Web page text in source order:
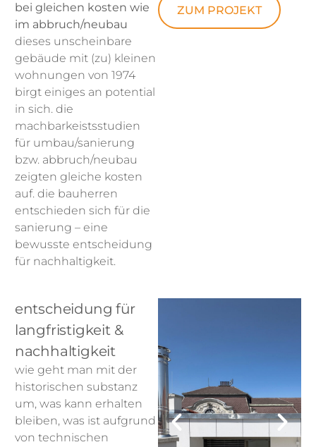
bei gleichen kosten wie
im abbruch/neubau
dieses unscheinbare
gebäude mit (zu) kleinen
wohnungen von 1974
birgt einiges an potential
in sich. die
machbarkeistsstudien
für umbau/sanierung
bzw. abbruch/neubau
zeigten gleiche kosten
auf. die bauherren
entschieden sich für die
sanierung – eine
bewusste entscheidung
für nachhaltigkeit.
ZUM PROJEKT
entscheidung für
langfristigkeit &
nachhaltigkeit
wie geht man mit der
historischen substanz
um, was kann erhalten
bleiben, was ist aufgrund
von technischen